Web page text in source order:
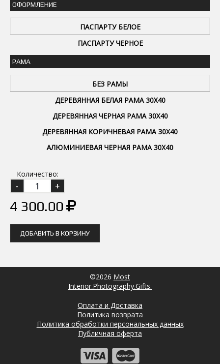
ОФОРМЛЕНИЕ
ПАСПАРТУ БЕЛОЕ
ПАСПАРТУ ЧЕРНОЕ
РАМА
БЕЗ РАМЫ
ДЕРЕВЯННАЯ БЕЛАЯ РАМА 30Х40
ДЕРЕВЯННАЯ ЧЕРНАЯ РАМА 30Х40
ДЕРЕВЯННАЯ КОРИЧНЕВАЯ РАМА 30Х40
АЛЮМИНИЕВАЯ ЧЕРНАЯ РАМА 30Х40
Количество:
4 300.00
ДОБАВИТЬ В КОРЗИНУ
©2026 Most
Interior.Photography.Gifts.
Оплата и Доставка
Политика возврата
Политика обработки персональных данных
Публичная оферта